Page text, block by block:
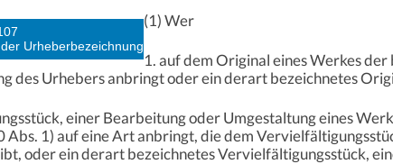
Urheberbezeichnung
(1) Wer
1. auf dem Original eines Werkes
des Urhebers anbringt oder ein derart bezeichnetes
einer Bearbeitung oder Umgestaltung eines
Abs. 1) auf eine Art anbringt, die dem
oder ein derart bezeichnetes Vervielfältigungsstück,